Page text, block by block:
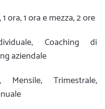
ora, 1 ora e mezza, 2 ore
Coaching di
aziendale
Trimestrale,